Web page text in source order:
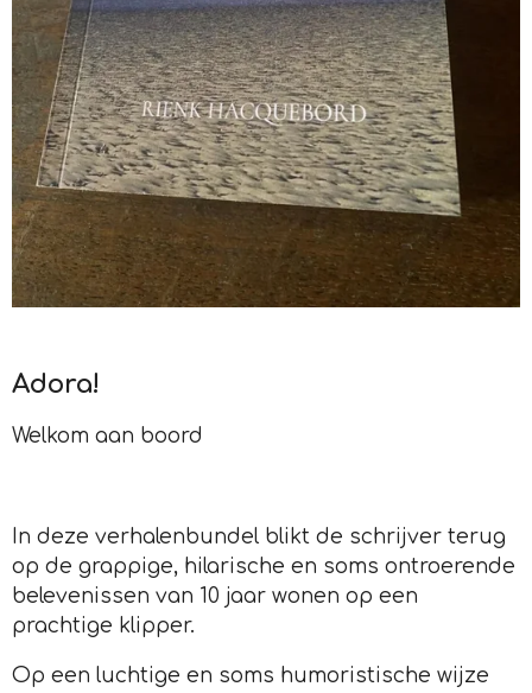
Adora!
Welkom aan boord
In deze verhalenbundel blikt de schrijver terug
op de grappige, hilarische en soms ontroerende
belevenissen van 10 jaar wonen op een
prachtige klipper.
Op een luchtige en soms humoristische wijze